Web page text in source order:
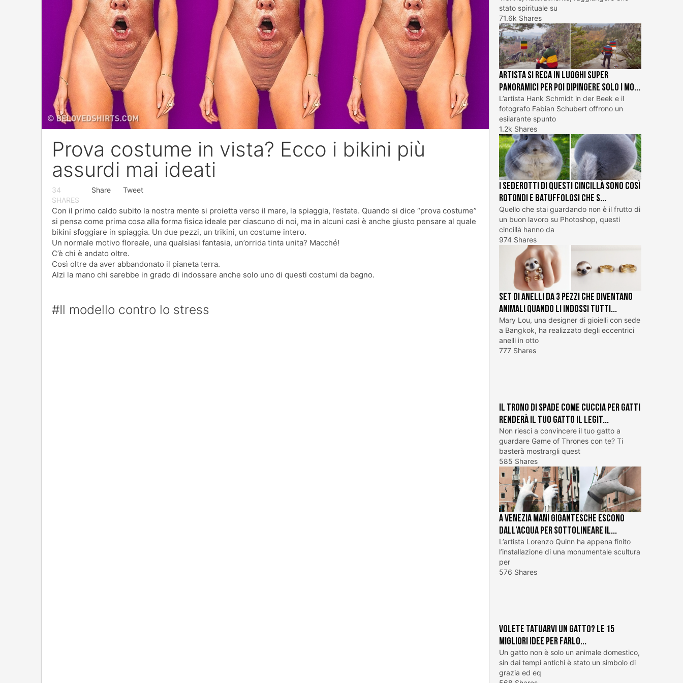
Prova costume in vista? Ecco i bikini più
assurdi mai ideati
34
SHARES
Share Tweet
Con il primo caldo subito la nostra mente si proietta verso il mare, la spiaggia, l’estate. Quando si dice “prova costume”
si pensa come prima cosa alla forma fisica ideale per ciascuno di noi, ma in alcuni casi è anche giusto pensare al quale
bikini sfoggiare in spiaggia. Un due pezzi, un trikini, un costume intero.
Un normale motivo floreale, una qualsiasi fantasia, un’orrida tinta unita? Macché!
C’è chi è andato oltre.
Così oltre da aver abbandonato il pianeta terra.
Alzi la mano chi sarebbe in grado di indossare anche solo uno di questi costumi da bagno.
#Il modello contro lo stress
stato spirituale su
71.6k Shares
Artista si reca in luoghi super
panoramici per poi dipingere solo i mo...
L’artista Hank Schmidt in der Beek e il
fotografo Fabian Schubert offrono un
esilarante spunto
1.2k Shares
I sederotti di questi cincillà sono così
rotondi e batuffolosi che s...
Quello che stai guardando non è il frutto di
un buon lavoro su Photoshop, questi
cincillà hanno da
974 Shares
Set di anelli da 3 pezzi che diventano
animali quando li indossi tutti...
Mary Lou, una designer di gioielli con sede
a Bangkok, ha realizzato degli eccentrici
anelli in otto
777 Shares
Il trono di spade come cuccia per gatti
renderà il tuo gatto il legit...
Non riesci a convincere il tuo gatto a
guardare Game of Thrones con te? Ti
basterà mostrargli quest
585 Shares
A Venezia mani gigantesche escono
dall’acqua per sottolineare il...
L’artista Lorenzo Quinn ha appena finito
l’installazione di una monumentale scultura
per
576 Shares
Volete tatuarvi un gatto? Le 15
migliori idee per farlo...
Un gatto non è solo un animale domestico,
sin dai tempi antichi è stato un simbolo di
grazia ed eq